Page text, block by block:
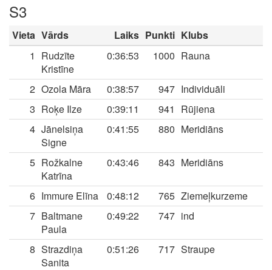
S3
Vieta Vārds Laiks Punkti Klubs
1
Rudzīte
Kristīne
0:36:53 1000 Rauna
2 Ozola Māra 0:38:57 947 Individuāli
3 Roķe Ilze 0:39:11 941
Rūjiena
4 Jānelsiņa
Signe
0:41:55 880 Meridiāns
5 Rožkalne
Katrīna
0:43:46 843 Meridiāns
6 Immure Elīna 0:48:12 765 Ziemeļkurzeme
7 Baltmane
Paula
0:49:22 747 ind
8 Strazdiņa
Sanita
0:51:26 717 Straupe